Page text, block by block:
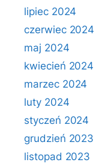
lipiec 2024
czerwiec 2024
maj 2024
kwiecień 2024
marzec 2024
luty 2024
styczeń 2024
grudzień 2023
listopad 2023